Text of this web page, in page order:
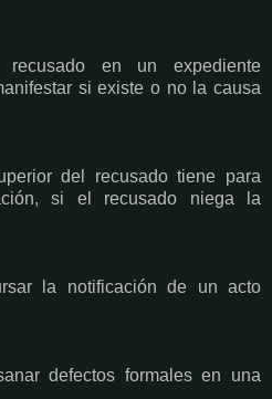
en un expediente
si existe o no la causa
del recusado tiene para
si el recusado niega la
la notificación de un acto
defectos formales en una